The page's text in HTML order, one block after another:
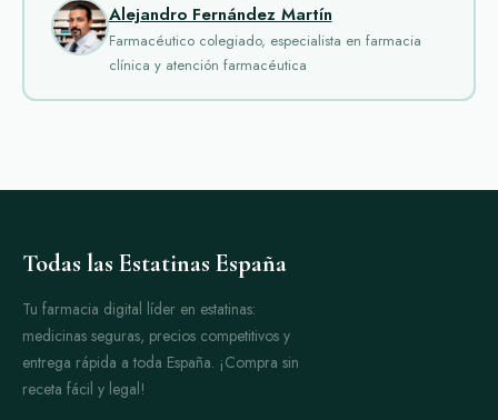
Aciclovires uno de los fármacos más usados para tratar
infecciones por herpes simple y varicela zóster. Actúa
inhibiendo la replicación del virus, alivian el dolor y aceleran
la curación de las lesiones. Está disponible en pastillas y
es un medicamento que se usa en
combinación para tratar la hepatitis C. Su principio
activo es la ribavirina, que actúa interfiriendo con la
replicación viral. Es eficaz en combinación con otros
antivirales para lograr la erradicación del virus en
Alejandro Fernández Martín
Farmacéutico colegiado, especialista en farmacia
clínica y atención farmacéutica
Todas las Estatinas España
Tu farmacia digital líder en estatinas:
medicinas seguras, precios competitivos y
entrega rápida a toda España. ¡Compra sin
receta fácil y legal!